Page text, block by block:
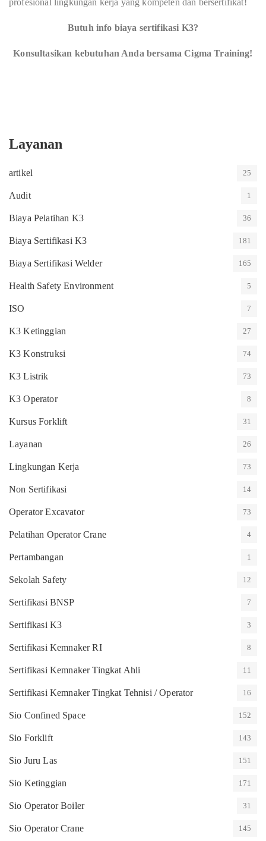
Butuh info biaya sertifikasi K3?
Konsultasikan kebutuhan Anda bersama Cigma Training!
Layanan
artikel 25
Audit 1
Biaya Pelatihan K3 36
Biaya Sertifikasi K3 181
Biaya Sertifikasi Welder 165
Health Safety Environment 5
ISO 7
K3 Ketinggian 27
K3 Konstruksi 74
K3 Listrik 73
K3 Operator 8
Kursus Forklift 31
Layanan 26
Lingkungan Kerja 73
Non Sertifikasi 14
Operator Excavator 73
Pelatihan Operator Crane 4
Pertambangan 1
Sekolah Safety 12
Sertifikasi BNSP 7
Sertifikasi K3 3
Sertifikasi Kemnaker RI 8
Sertifikasi Kemnaker Tingkat Ahli 11
Sertifikasi Kemnaker Tingkat Tehnisi / Operator 16
Sio Confined Space 152
Sio Forklift 143
Sio Juru Las 151
Sio Ketinggian 171
Sio Operator Boiler 31
Sio Operator Crane 145